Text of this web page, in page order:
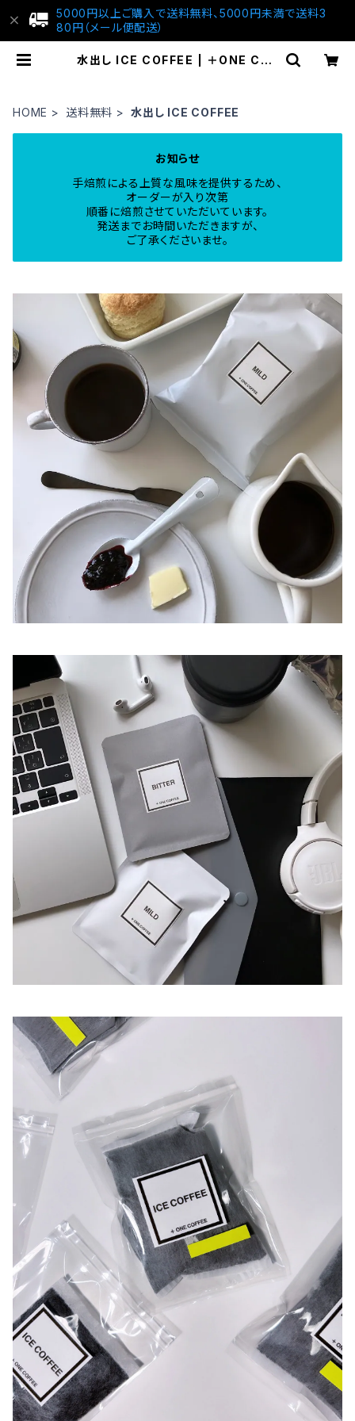
5000円以上ご購入で送料無料、5000円未満で送料3
80円（メール便配送）
水出し ICE COFFEE | ＋ONE COF
HOME 送料無料 水出し ICE COFFEE
お知らせ
手焙煎による上質な風味を提供するため、
オーダーが入り次第
順番に焙煎させていただいています。
発送までお時間いただきますが、
ご了承くださいませ。